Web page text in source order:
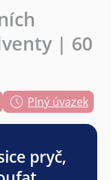
| 60
Plný úvazek
pryč,